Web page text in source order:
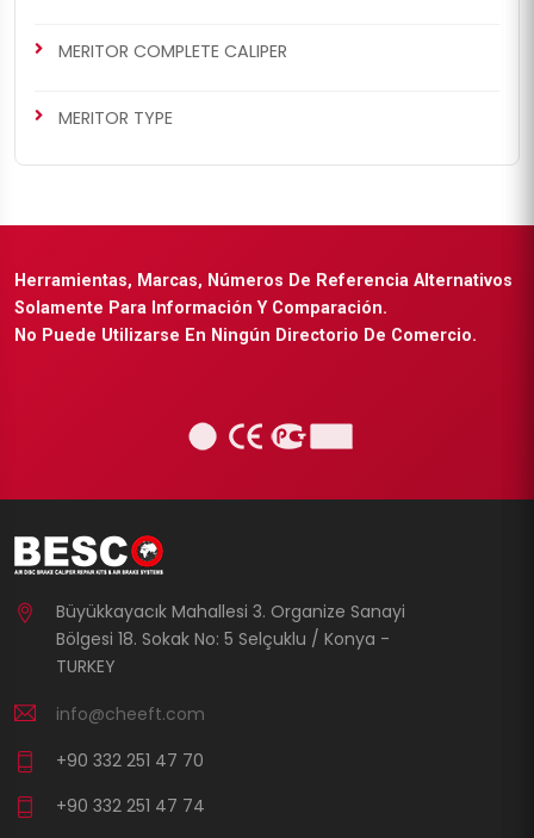
MERITOR COMPLETE CALIPER
MERITOR TYPE
Herramientas, Marcas, Números De Referencia Alternativos
Solamente Para Información Y Comparación.
No Puede Utilizarse En Ningún Directorio De Comercio.
Büyükkayacık Mahallesi 3. Organize Sanayi
Bölgesi 18. Sokak No: 5 Selçuklu / Konya -
TURKEY
info@cheeft.com
+90 332 251 47 70
+90 332 251 47 74